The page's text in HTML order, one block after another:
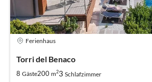
Ferienhaus
Torri del Benaco
8 Gäste200 m23 Schlafzimmer